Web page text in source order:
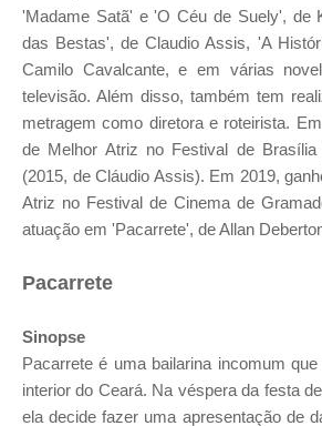
'Madame Satã' e 'O Céu de Suely', de
das Bestas', de Claudio Assis, 'A
Camilo Cavalcante, e em várias
televisão. Além disso, também tem
metragem como diretora e roteirista.
de Melhor Atriz no Festival de
(2015, de Cláudio Assis). Em 2019,
Atriz no Festival de Cinema de
atuação em 'Pacarrete', de Allan
Pacarrete
Sinopse
Pacarrete é uma bailarina incomum
interior do Ceará. Na véspera da festa
ela decide fazer uma apresentação de